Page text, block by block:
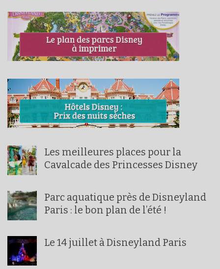
Les meilleures places pour la
Cavalcade des Princesses Disney
Parc aquatique près de Disneyland
Paris : le bon plan de l’été !
Le 14 juillet à Disneyland Paris